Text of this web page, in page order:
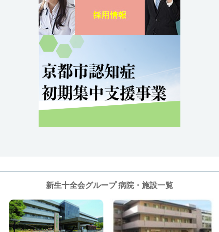
新生十全会グループ 病院・施設一覧